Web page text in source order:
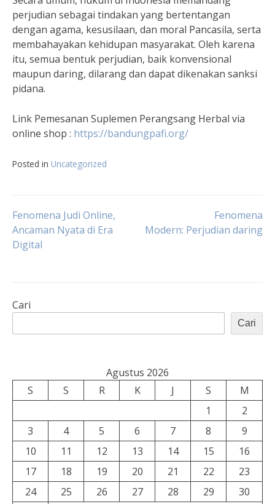
perjudian sebagai tindakan yang bertentangan
dengan agama, kesusilaan, dan moral Pancasila, serta
membahayakan kehidupan masyarakat. Oleh karena
itu, semua bentuk perjudian, baik konvensional
maupun daring, dilarang dan dapat dikenakan sanksi
pidana.
Link Pemesanan Suplemen Perangsang Herbal via
online shop : https://bandungpafi.org/
Posted in Uncategorized
Navigasi
pos
Fenomena Judi Online,
Ancaman Nyata di Era
Digital
Fenomena
Modern: Perjudian daring
Cari
Cari
Agustus 2026
S
S R K J S
M
1
2
3
4 5 6 7 8
9
10
11 12 13 14 15
16
17
18 19 20 21 22
23
24
25 26 27 28 29
30